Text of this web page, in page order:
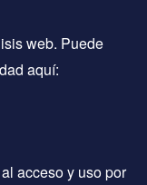
web. Puede
aquí:
acceso y uso por